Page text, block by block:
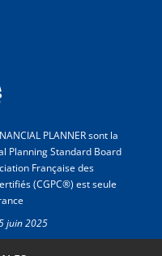
PLANNER sont la
Planning Standard Board
Française des
(CGPC®) est seule
juin 2025